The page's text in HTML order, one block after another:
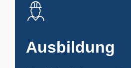
Ausbildung